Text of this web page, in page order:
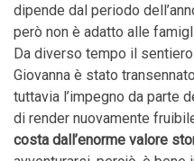
dipende dal periodo
però non è adatto alle
Da diverso tempo il
Giovanna è stato
tuttavia l’impegno da parte
di render nuovamente
costa dall’enorme valore